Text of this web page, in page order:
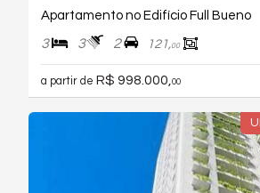
Apartamento no Edifício Full Bueno
3 3 2 121,00
a partir de R$ 998.000, 00